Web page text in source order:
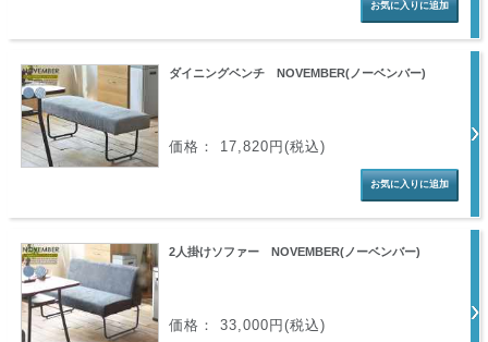
ダイニングベンチ NOVEMBER(ノーベンバー)
価格： 17,820円(税込)
2人掛けソファー NOVEMBER(ノーベンバー)
価格： 33,000円(税込)